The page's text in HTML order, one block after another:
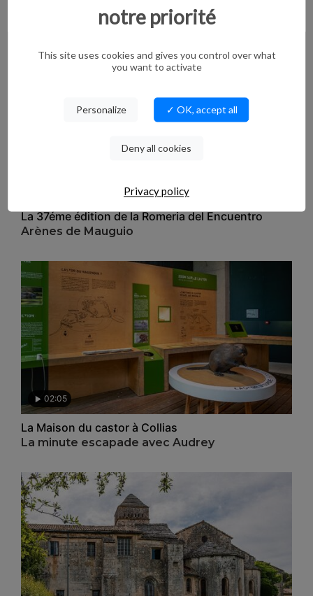
La 37éme édition de la Romeria del Encuentro
Arènes de Mauguio
02:05
La Maison du castor à Collias
La minute escapade avec Audrey
notre priorité
This site uses cookies and gives you control over what
you want to activate
Personalize ✓ OK, accept all
Deny all cookies
Privacy policy